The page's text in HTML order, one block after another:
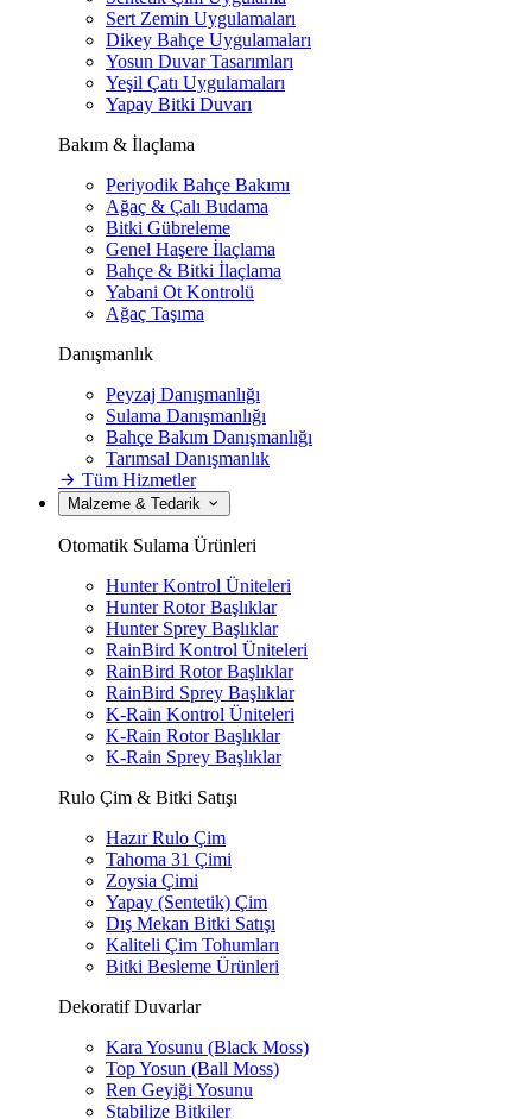
Sert Zemin Uygulamaları
Dikey Bahçe Uygulamaları
Yosun Duvar Tasarımları
Yeşil Çatı Uygulamaları
Yapay Bitki Duvarı
Bakım & İlaçlama
Periyodik Bahçe Bakımı
Ağaç & Çalı Budama
Bitki Gübreleme
Genel Haşere İlaçlama
Bahçe & Bitki İlaçlama
Yabani Ot Kontrolü
Ağaç Taşıma
Danışmanlık
Peyzaj Danışmanlığı
Sulama Danışmanlığı
Bahçe Bakım Danışmanlığı
Tarımsal Danışmanlık
Tüm Hizmetler
Malzeme & Tedarik
Otomatik Sulama Ürünleri
Hunter Kontrol Üniteleri
Hunter Rotor Başlıklar
Hunter Sprey Başlıklar
RainBird Kontrol Üniteleri
RainBird Rotor Başlıklar
RainBird Sprey Başlıklar
K-Rain Kontrol Üniteleri
K-Rain Rotor Başlıklar
K-Rain Sprey Başlıklar
Rulo Çim & Bitki Satışı
Hazır Rulo Çim
Tahoma 31 Çimi
Zoysia Çimi
Yapay (Sentetik) Çim
Dış Mekan Bitki Satışı
Kaliteli Çim Tohumları
Bitki Besleme Ürünleri
Dekoratif Duvarlar
Kara Yosunu (Black Moss)
Top Yosun (Ball Moss)
Ren Geyiği Yosunu
Stabilize Bitkiler